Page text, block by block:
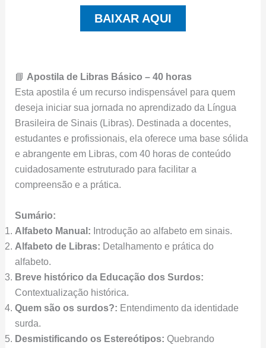
BAIXAR AQUI
📘 Apostila de Libras Básico – 40 horas
Esta apostila é um recurso indispensável para quem
deseja iniciar sua jornada no aprendizado da Língua
Brasileira de Sinais (Libras). Destinada a docentes,
estudantes e profissionais, ela oferece uma base sólida
e abrangente em Libras, com 40 horas de conteúdo
cuidadosamente estruturado para facilitar a
compreensão e a prática.
Sumário:
Alfabeto Manual: Introdução ao alfabeto em sinais.
Alfabeto de Libras: Detalhamento e prática do
alfabeto.
Breve histórico da Educação dos Surdos:
Contextualização histórica.
Quem são os surdos?: Entendimento da identidade
surda.
Desmistificando os Estereótipos: Quebrando